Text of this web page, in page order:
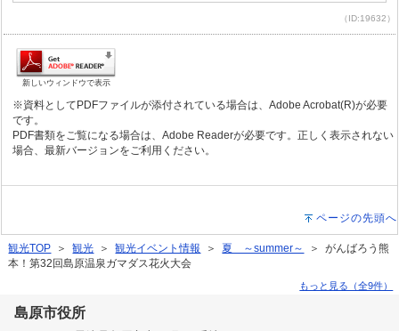
（ID:19632）
新しいウィンドウで表示
※資料としてPDFファイルが添付されている場合は、Adobe Acrobat(R)が必要
です。
PDF書類をご覧になる場合は、Adobe Readerが必要です。正しく表示されない
場合、最新バージョンをご利用ください。
ページの先頭へ
観光TOP ＞観光 ＞観光イベント情報 ＞夏 ～summer～
＞ がんばろう熊
本！第32回島原温泉ガマダス花火大会
もっと見る（全9件）
島原市役所